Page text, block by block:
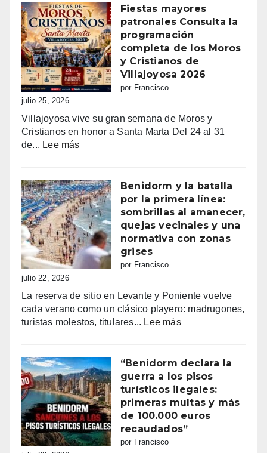
con
Sant
Jaume:
un
día
grande
de
fe,
y
emoción
Fiestas mayores
patronales Consulta la
programación
completa de los Moros
y Cristianos de
Villajoyosa 2026
por Francisco
julio 25, 2026
Villajoyosa vive su gran semana de Moros y
Cristianos en honor a Santa Marta Del 24 al 31
de... Lee más:
patronales
Consulta
la
programación
completa
de
Cristianos
de
Villajoyosa
Benidorm y la batalla
por la primera línea:
sombrillas al amanecer,
quejas vecinales y una
normativa con zonas
grises
por Francisco
julio 22, 2026
La reserva de sitio en Levante y Poniente vuelve
cada verano como un clásico playero: madrugones,
turistas molestos, titulares... Lee más:
la
batalla
por
la
primera
línea:
“Benidorm declara la
guerra a los pisos
turísticos ilegales:
primeras multas y más
de 100.000 euros
recaudados”
por Francisco